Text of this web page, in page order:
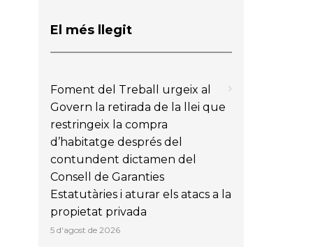
El més llegit
Foment del Treball urgeix al
Govern la retirada de la llei que
restringeix la compra
d’habitatge després del
contundent dictamen del
Consell de Garanties
Estatutàries i aturar els atacs a la
propietat privada
5 d'agost de 2026